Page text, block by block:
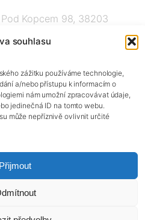
souhlasu
zážitku používáme technologie,
a/nebo přístupu k informacím o
nám umožní zpracovávat údaje,
jedinečná ID na tomto webu.
může nepříznivě ovlivnit určité
Přijmout
Kopcem 98, 38203
údajů